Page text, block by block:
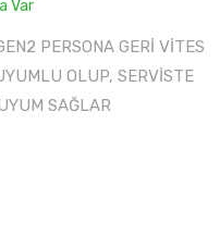
Var
PERSONA GERİ VİTES
OLUP, SERVİSTE
SAĞLAR